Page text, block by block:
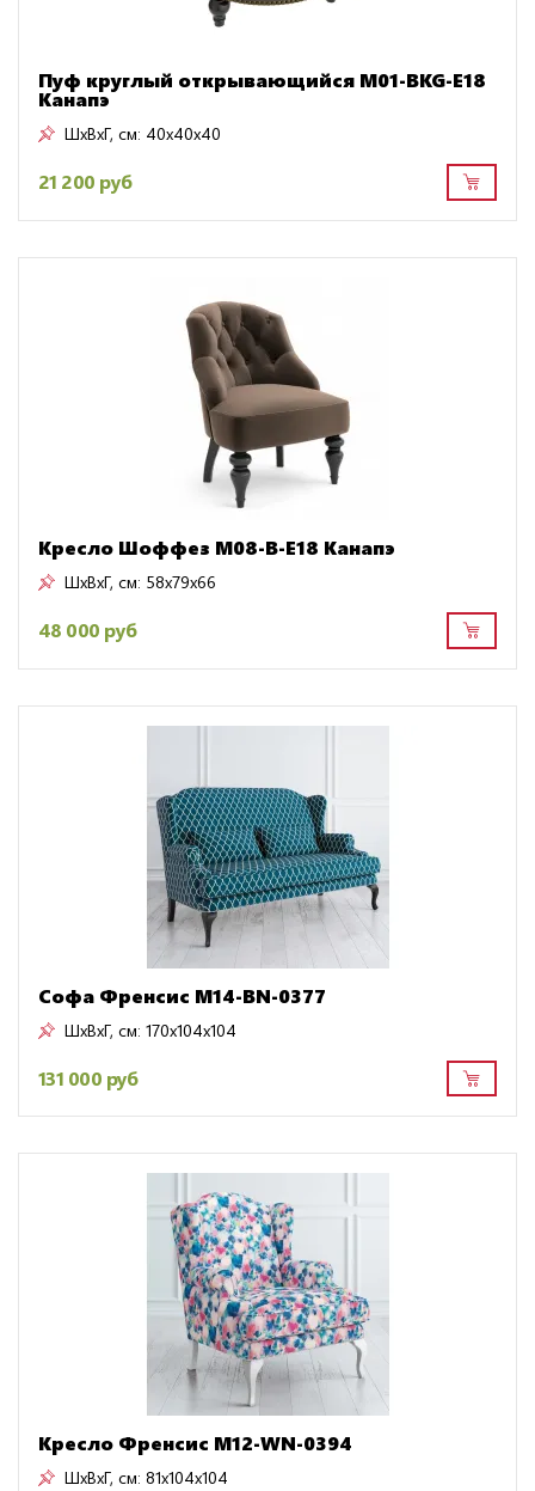
Пуф круглый открывающийся M01-BKG-E18
Канапэ
ШxВxГ, см: 40x40x40
21 200 руб
Кресло Шоффез M08-B-E18 Канапэ
ШxВxГ, см: 58x79x66
48 000 руб
Софа Френсис M14-BN-0377
ШxВxГ, см: 170x104x104
131 000 руб
Кресло Френсис M12-WN-0394
ШxВxГ, см: 81x104x104